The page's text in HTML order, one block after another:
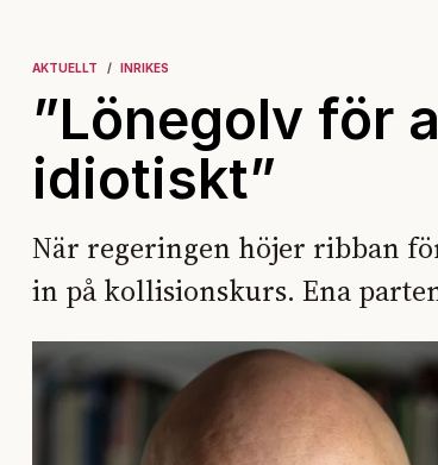
AKTUELLT INRIKES
”Lönegolv för
idiotiskt”
När regeringen höjer ribban
in på kollisionskurs. Ena